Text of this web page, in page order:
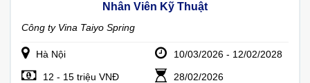
Nhân Viên Kỹ Thuật
Công ty Vina Taiyo Spring
Hà Nội 10/03/2026 - 12/02/2028
12 - 15 triệu VNĐ 28/02/2026